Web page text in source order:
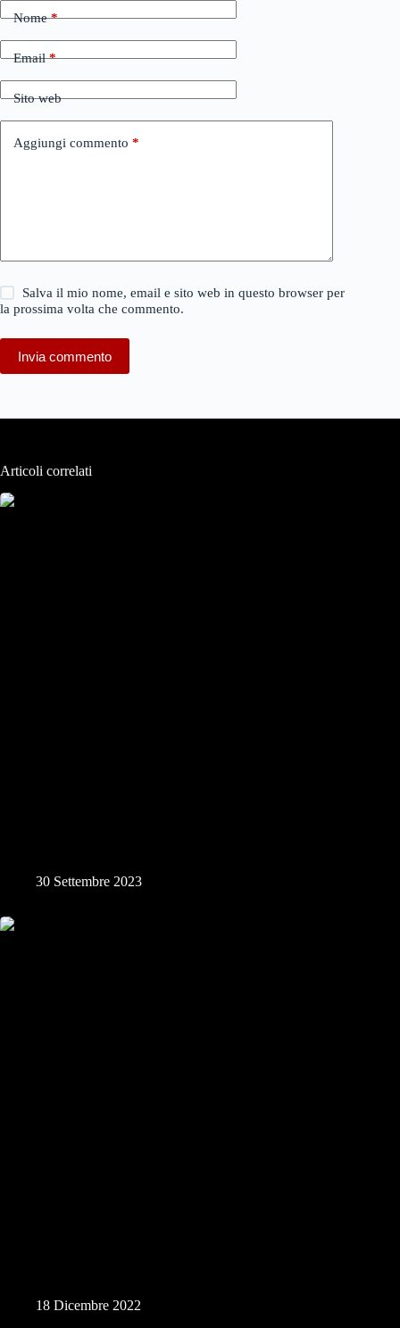
Nome*
Email*
Sito web
Aggiungi commento *
Salva il mio nome, email e sito web in questo browser per
la prossima volta che commento.
Invia commento
Articoli correlati
30 Settembre 2023
18 Dicembre 2022